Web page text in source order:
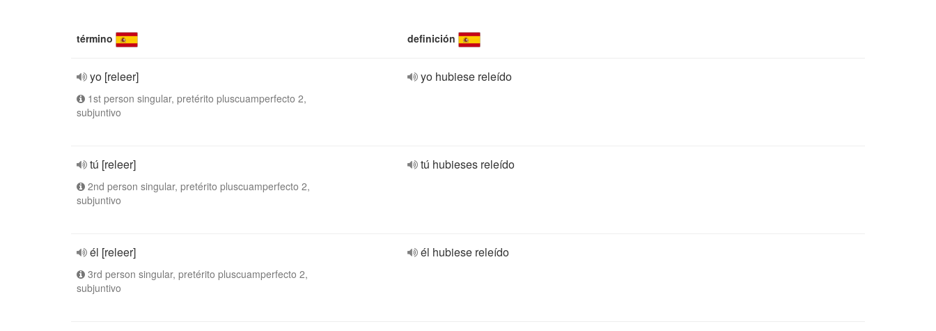
término definición
yo [releer]
1st person singular, pretérito pluscuamperfecto 2,
subjuntivo
yo hubiese releído
tú [releer]
2nd person singular, pretérito pluscuamperfecto 2,
subjuntivo
tú hubieses releído
él [releer]
3rd person singular, pretérito pluscuamperfecto 2,
subjuntivo
él hubiese releído